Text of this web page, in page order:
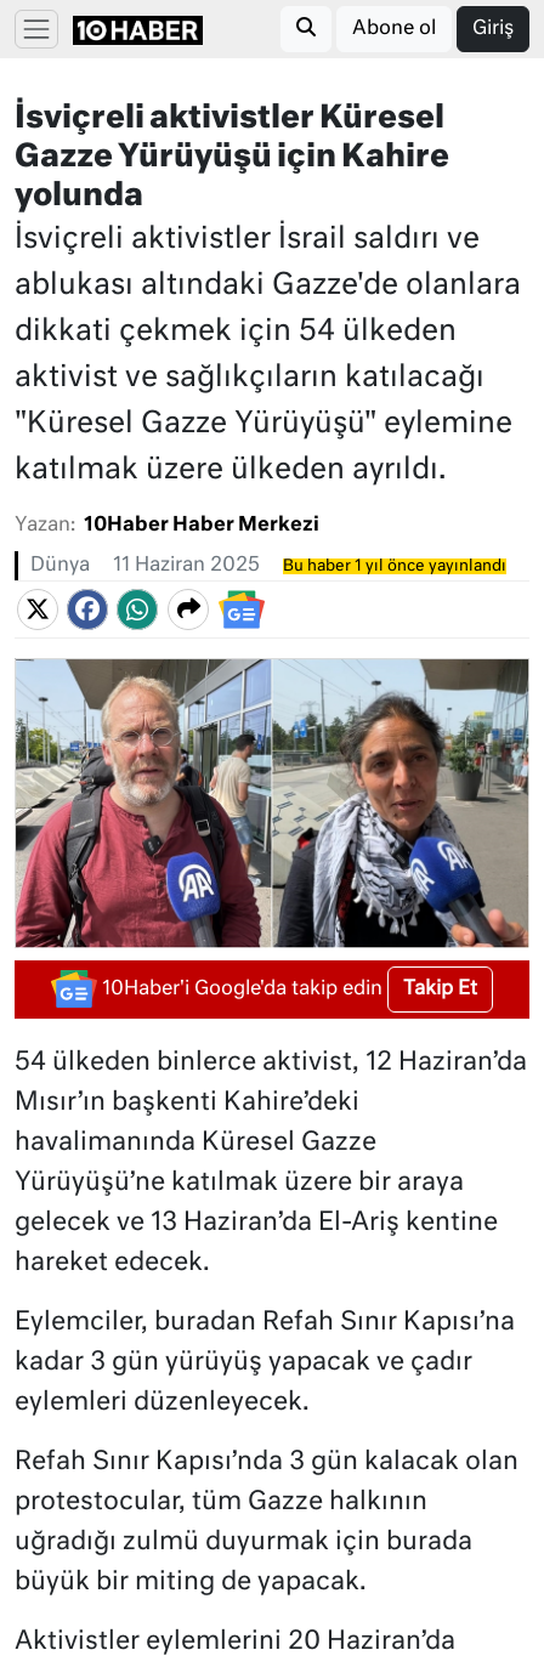
Abone ol Giriş
İsviçreli aktivistler Küresel
Gazze Yürüyüşü için Kahire
yolunda
İsviçreli aktivistler İsrail saldırı ve
ablukası altındaki Gazze'de olanlara
dikkati çekmek için 54 ülkeden
aktivist ve sağlıkçıların katılacağı
"Küresel Gazze Yürüyüşü" eylemine
katılmak üzere ülkeden ayrıldı.
Yazan: 10Haber Haber Merkezi
Dünya 11 Haziran 2025 Bu haber 1 yıl önce yayınlandı
10Haber'i Google'da takip edin Takip Et
54 ülkeden binlerce aktivist, 12 Haziran’da
Mısır’ın başkenti Kahire’deki
havalimanında Küresel Gazze
Yürüyüşü’ne katılmak üzere bir araya
gelecek ve 13 Haziran’da El-Ariş kentine
hareket edecek.
Eylemciler, buradan Refah Sınır Kapısı’na
kadar 3 gün yürüyüş yapacak ve çadır
eylemleri düzenleyecek.
Refah Sınır Kapısı’nda 3 gün kalacak olan
protestocular, tüm Gazze halkının
uğradığı zulmü duyurmak için burada
büyük bir miting de yapacak.
Aktivistler eylemlerini 20 Haziran’da